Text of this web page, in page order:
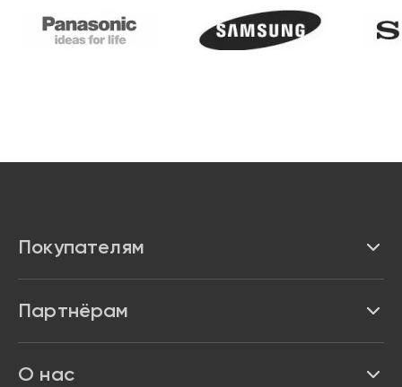
Покупателям
Доставка и оплата
Партнёрам
О нас